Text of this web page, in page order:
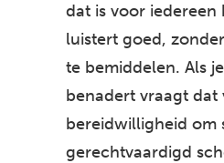
dat is voor iedereen
luistert goed,
te bemiddelen. Als
benadert vraagt
bereidwilligheid om
gerechtvaardigd